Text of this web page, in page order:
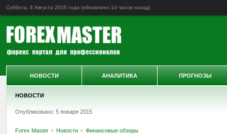
Суббота, 8 Августа 2026 года (обновлено 14 часов назад)
НОВОСТИ
Опубликовано: 5 января 2015
Forex Master Новости Финансовые обзоры
НОВОСТИ АНАЛИТИКА ПРОГНОЗЫ